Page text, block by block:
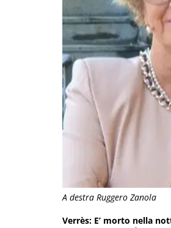
A destra Ruggero Zanola
Verrès: E’ morto nella